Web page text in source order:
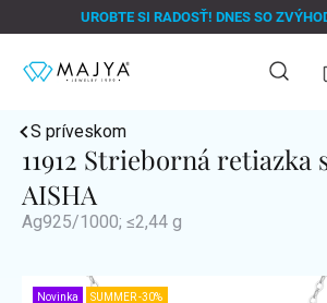
na
UROBTE SI RADOSŤ! DNES SO
S príveskom
11912 Strieborná retiazka
AISHA
Ag925/1000; ≤2,44 g
Novinka SUMMER -30%